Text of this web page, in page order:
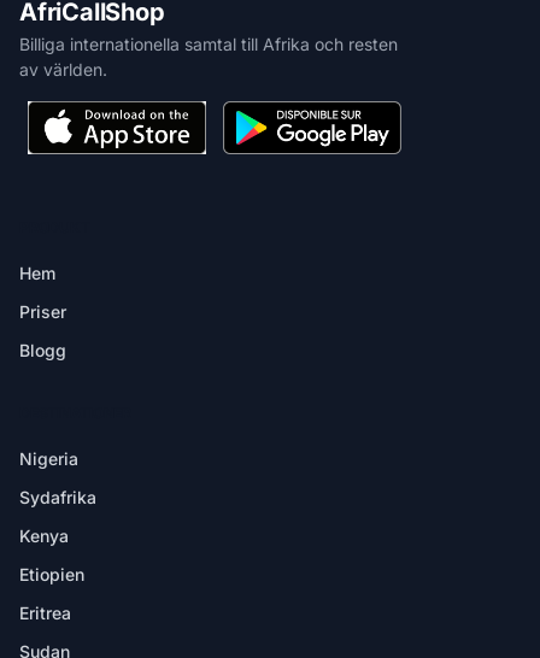
AfriCallShop
Billiga internationella samtal till Afrika och resten
av världen.
Hem
Priser
Blogg
Nigeria
Sydafrika
Kenya
Etiopien
Eritrea
Sudan